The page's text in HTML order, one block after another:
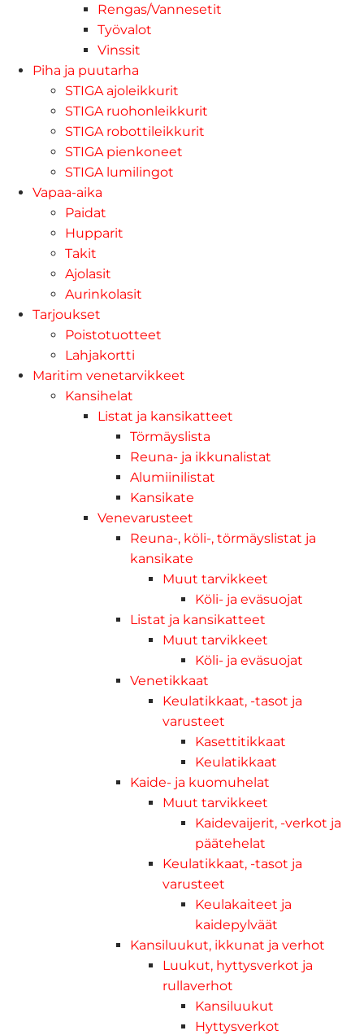
Rengas/Vannesetit
Työvalot
Vinssit
Piha ja puutarha
STIGA ajoleikkurit
STIGA ruohonleikkurit
STIGA robottileikkurit
STIGA pienkoneet
STIGA lumilingot
Vapaa-aika
Paidat
Hupparit
Takit
Ajolasit
Aurinkolasit
Tarjoukset
Poistotuotteet
Lahjakortti
Maritim venetarvikkeet
Kansihelat
Listat ja kansikatteet
Törmäyslista
Reuna- ja ikkunalistat
Alumiinilistat
Kansikate
Venevarusteet
Reuna-, köli-, törmäyslistat ja
kansikate
Muut tarvikkeet
Köli- ja eväsuojat
Listat ja kansikatteet
Muut tarvikkeet
Köli- ja eväsuojat
Venetikkaat
Keulatikkaat, -tasot ja
varusteet
Kasettitikkaat
Keulatikkaat
Kaide- ja kuomuhelat
Muut tarvikkeet
Kaidevaijerit, -verkot ja
päätehelat
Keulatikkaat, -tasot ja
varusteet
Keulakaiteet ja
kaidepylväät
Kansiluukut, ikkunat ja verhot
Luukut, hyttysverkot ja
rullaverhot
Kansiluukut
Hyttysverkot